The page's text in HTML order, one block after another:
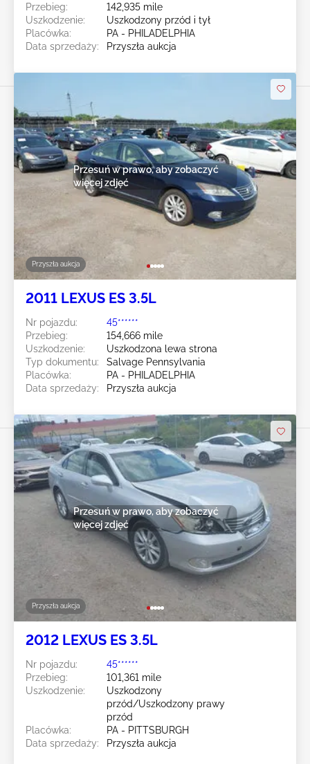
Przebieg:
142,935 mile
Uszkodzenie:
Uszkodzony przód i tył
Placówka:
PA - PHILADELPHIA
Data sprzedaży:
Przyszła aukcja
Przyszła aukcja
Przesuń w prawo, aby zobaczyć
więcej zdjęć
2011 LEXUS ES 3.5L
Nr pojazdu:
45******
Przebieg:
154,666 mile
Uszkodzenie:
Uszkodzona lewa strona
Typ dokumentu:
Salvage Pennsylvania
Placówka:
PA - PHILADELPHIA
Data sprzedaży:
Przyszła aukcja
Przyszła aukcja
Przesuń w prawo, aby zobaczyć
więcej zdjęć
2012 LEXUS ES 3.5L
Nr pojazdu:
45******
Przebieg:
101,361 mile
Uszkodzenie:
Uszkodzony
przód/Uszkodzony prawy
przód
Placówka:
PA - PITTSBURGH
Data sprzedaży:
Przyszła aukcja